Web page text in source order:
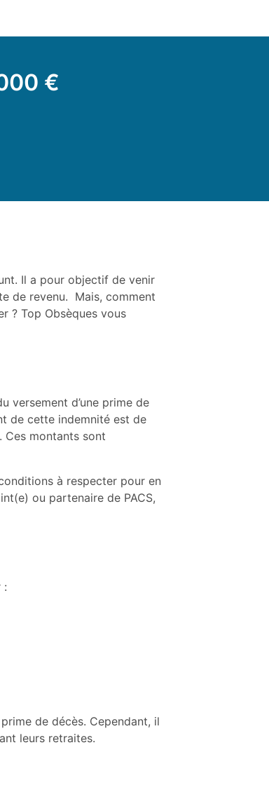
€
Il a pour objectif de venir
de revenu. Mais, comment
? Top Obsèques vous
versement d’une prime de
de cette indemnité est de
Ces montants sont
à respecter pour en
ou partenaire de PACS,
:
de décès. Cependant, il
leurs retraites.